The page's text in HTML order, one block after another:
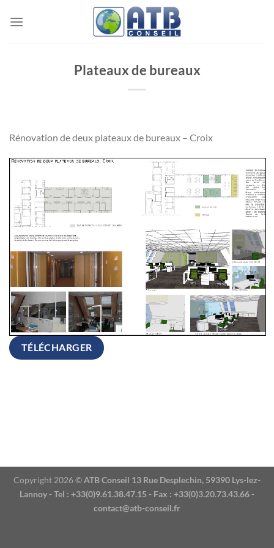
Plateaux de bureaux
Rénovation de deux plateaux de bureaux – Croix
TÉLÉCHARGER
Copyright 2026 ©ATB Conseil 13 Rue Desplechin, 59390 Lys-lez-
Lannoy - Tel : +33(0)9.61.38.47.15 - Fax : +33(0)3.20.73.43.66 -
contact@atb-conseil.fr